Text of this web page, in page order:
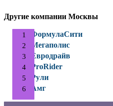
Другие компании Москвы
ФормулаСити
Мегаполис
Евродрайв
ProRider
Рули
Амг